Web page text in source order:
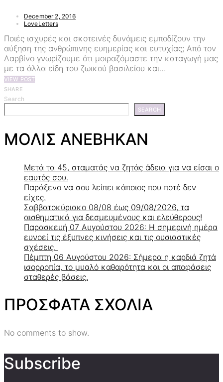
December 2, 2016
LoveLetters
Ποιές ισχυρές και σκοτεινές δυνάμεις εμποδίζουν την
αύξηση της ανθρώπινης ευημερίας και ευτυχίας; Από τον
Δαρβίνο γνωρίζουμε ότι μοιραζόμαστε την καταγωγή μας
με τα άλλα είδη του ζωικού βασιλείου και…
VIEW POST
SHARE
Search
SEARCH
ΜΟΛΙΣ ΑΝΕΒΗΚΑΝ
Μετά τα 45, σταματάς να ζητάς άδεια για να είσαι ο
εαυτός σου.
Παράξενο να σου λείπει κάποιος που ποτέ δεν
είχες.
Σαββατοκύριακο 08/08 έως 09/08/2026, τα
αισθηματικά για δεσμευμένους και ελεύθερους!
Παρασκευή 07 Αυγούστου 2026: Η σημερινή ημέρα
ευνοεί τις έξυπνες κινήσεις και τις ουσιαστικές
σχέσεις.
Πέμπτη 06 Αυγούστου 2026: Σήμερα η καρδιά ζητά
ισορροπία, το μυαλό καθαρότητα και οι αποφάσεις
σταθερές βάσεις.
ΠΡΟΣΦΑΤΑ ΣΧΟΛΙΑ
No comments to show.
Subscribe